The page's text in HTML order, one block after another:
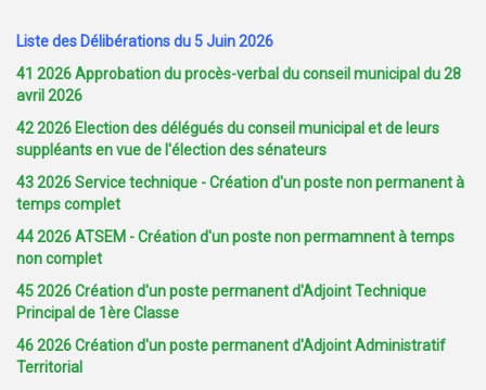
Liste des Délibérations du 5 Juin 2026
41 2026 Approbation du procès-verbal du conseil municipal du 28
avril 2026
42 2026 Election des délégués du conseil municipal et de leurs
suppléants en vue de l'élection des sénateurs
43 2026 Service technique - Création d'un poste non permanent à
temps complet
44 2026 ATSEM - Création d'un poste non permamnent à temps
non complet
45 2026 Création d'un poste permanent d'Adjoint Technique
Principal de 1ère Classe
46 2026 Création d'un poste permanent d'Adjoint Administratif
Territorial